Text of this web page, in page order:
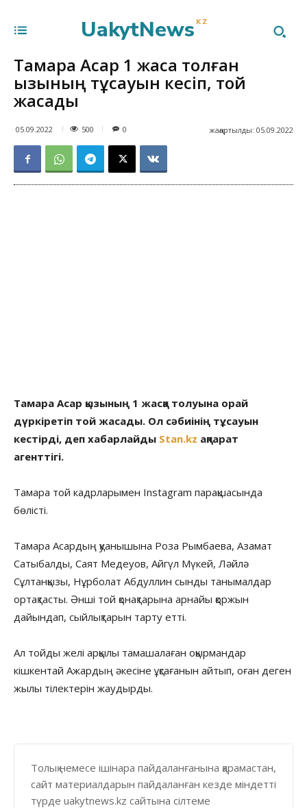
UakytNews KZ
Тамара Асар 1 жасқа толған
қызының тұсауын кесіп, той
жасады
05.09.2022 500 жаңартылды: 05.09.2022
0
Тамара Асар қызының 1 жасқа толуына орай
дүркіретіп той жасады. Ол сәбиінің тұсауын
кестірді, деп хабарлайды Stan.kz ақпарат
агенттігі.
Тамара той кадрларымен Instagram парақшасында
бөлісті.
Тамара Асардың қуанышына Роза Рымбаева, Азамат
Сатыбалды, Саят Медеуов, Айгүл Мүкей, Ләйлә
Сұлтанқызы, Нұрболат Абдуллин сынды танымалдар
ортақтасты. Әнші той қонақтарына арнайы қоржын
дайындап, сыйлықтарын тарту етті.
Ал тойды желі арқылы тамашалаған оқырмандар
кішкентай Ажардың әкесіне ұқсағанын айтып, оған деген
жылы тілектерін жаудырды.
Толық немесе ішінара пайдаланғанына қарамастан,
сайт материалдарын пайдаланған кезде міндетті
түрде uakytnews.kz сайтына сілтеме